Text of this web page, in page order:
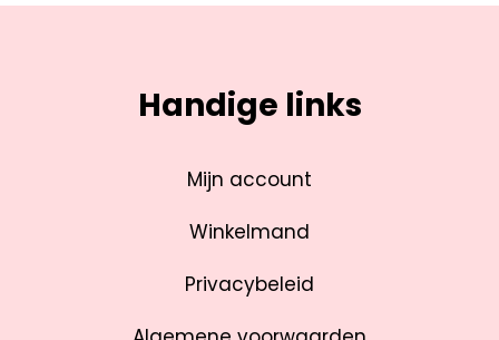
Handige links
Mijn account
Winkelmand
Privacybeleid